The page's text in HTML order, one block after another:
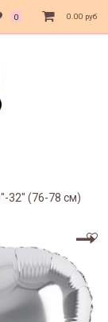
0 0.00 руб
32" (76-78 см)